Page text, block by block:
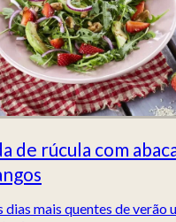
de rúcula com
dias mais quentes de verão